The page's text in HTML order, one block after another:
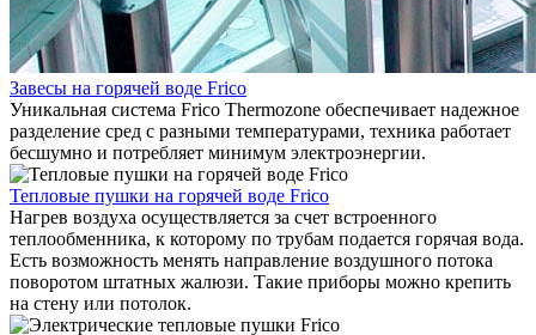
Завесы на горячей воде Frico
Уникальная система Frico Thermozone обеспечивает надежное
разделение сред с разными температурами, техника работает
бесшумно и потребляет минимум электроэнергии.
Тепловые пушки на горячей воде Frico
Нагрев воздуха осуществляется за счет встроенного
теплообменника, к которому по трубам подается горячая вода.
Есть возможность менять направление воздушного потока
поворотом штатных жалюзи. Такие приборы можно крепить
на стену или потолок.